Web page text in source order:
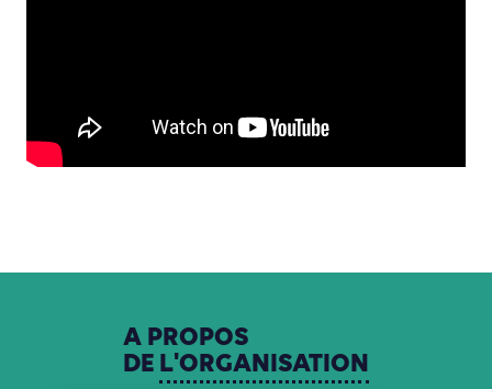
A PROPOS
DE L'ORGANISATION